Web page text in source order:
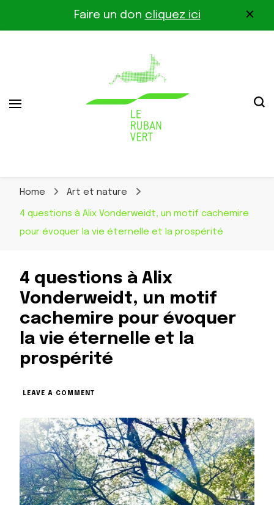
Faire un don cliquez ici
Le Ruban Vert
Home Art et nature
4 questions à Alix Vonderweidt, un motif cachemire
pour évoquer la vie éternelle et la prospérité
4 questions à Alix
Vonderweidt, un motif
cachemire pour évoquer
la vie éternelle et la
prospérité
LEAVE A COMMENT
À
ALIX
VONDERWEIDT,
UN
MOTIF
CACHEMIRE
POUR